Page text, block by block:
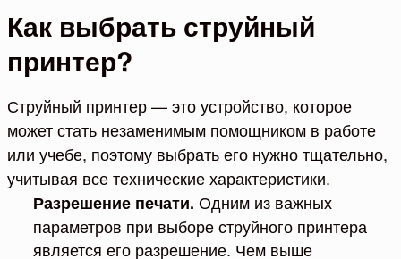
Как выбрать струйный
принтер?
Струйный принтер — это устройство, которое
может стать незаменимым помощником в работе
или учебе, поэтому выбрать его нужно тщательно,
учитывая все технические характеристики.
Разрешение печати. Одним из важных
параметров при выборе струйного принтера
является его разрешение. Чем выше